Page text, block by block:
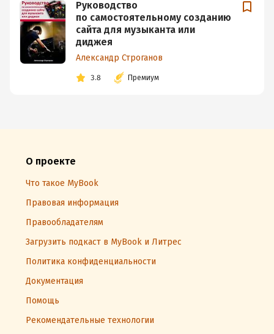
Руководство
по самостоятельному созданию
сайта для музыканта или
диджея
Александр Строганов
3.8 Премиум
О проекте
Что такое MyBook
Правовая информация
Правообладателям
Загрузить подкаст в MyBook и Литрес
Политика конфиденциальности
Документация
Помощь
Рекомендательные технологии